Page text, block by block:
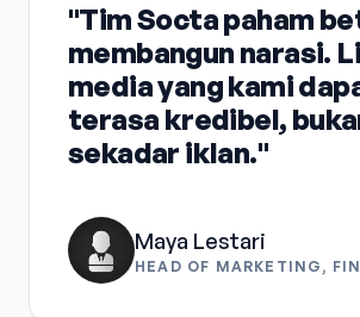
"Tim Socta paham
membangun narasi.
media yang kami
terasa kredibel,
sekadar iklan."
Maya Lestari
HEAD OF MARKETING,